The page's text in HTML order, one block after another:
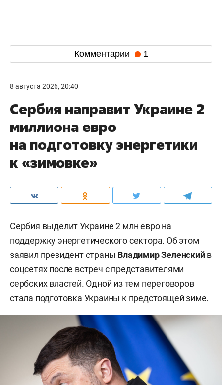
Комментарии 1
8 августа 2026, 20:40
Сербия направит Украине 2
миллиона евро
на подготовку энергетики
к «зимовке»
Сербия выделит Украине 2 млн евро на
поддержку энергетического сектора. Об этом
заявил президент страны Владимир Зеленскийв
соцсетях после встреч с представителями
сербских властей. Одной из тем переговоров
стала подготовка Украины к предстоящей зиме.